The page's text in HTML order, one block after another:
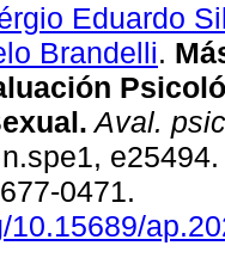
Eduardo
Brandelli.
Aval.
0471.
10.15689/